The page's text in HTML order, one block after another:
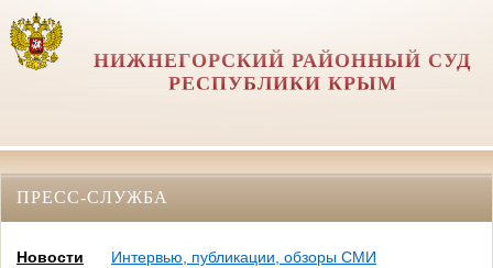
НИЖНЕГОРСКИЙ РАЙОННЫЙ СУД
РЕСПУБЛИКИ КРЫМ
ПРЕСС-СЛУЖБА
Новости
Интервью, публикации, обзоры СМИ